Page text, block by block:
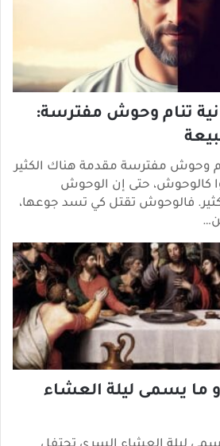
تنام وحوش مفترسة:
وحوش مفترسة مقدمة هناك الكثير
كالوحوش، حتى إن الوحوش
فالوحوش تقتل كي تسد جوعها،
ما يسمى ليلة العشاء